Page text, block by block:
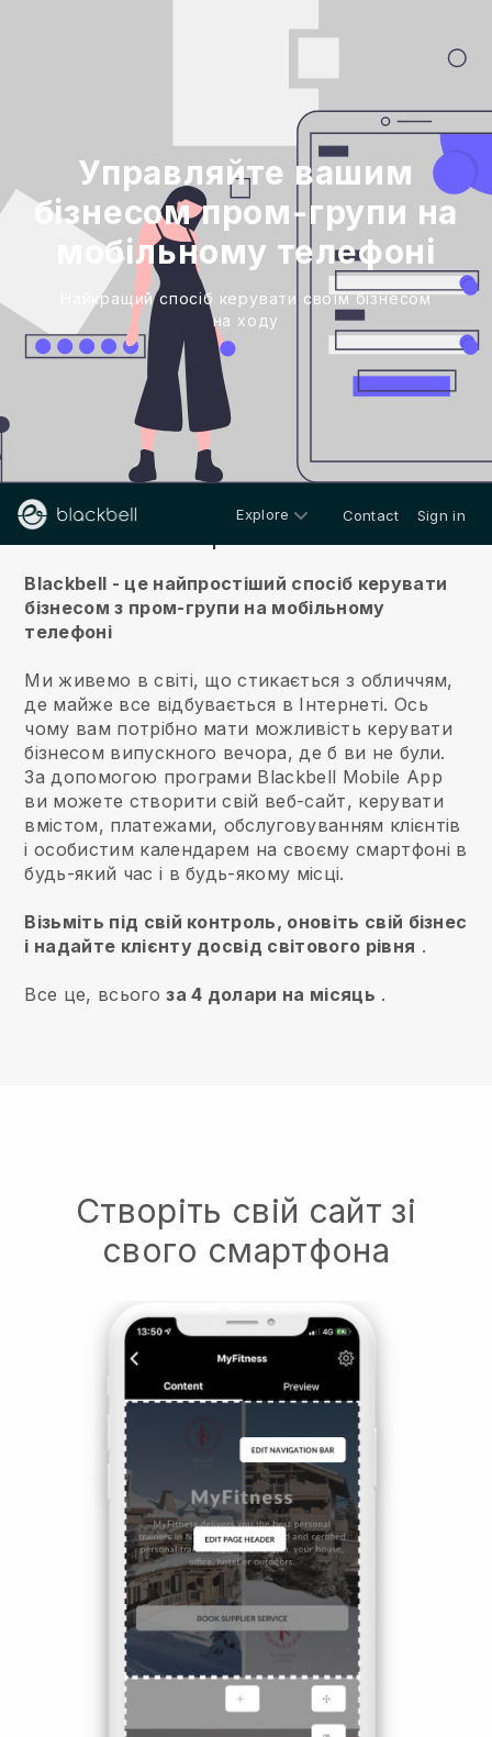
Управляйте вашим
бізнесом пром-групи на
мобільному телефоні
Найкращий спосіб керувати своїм бізнесом
на ходу
Explore Contact Sign in
Blackbell - це найпростіший спосіб керувати
бізнесом з пром-групи на мобільному
телефоні
Ми живемо в світі, що стикається з обличчям,
де майже все відбувається в Інтернеті. Ось
чому вам потрібно мати можливість керувати
бізнесом випускного вечора, де б ви не були.
За допомогою програми Blackbell Mobile App
ви можете створити свій веб-сайт, керувати
вмістом, платежами, обслуговуванням клієнтів
і особистим календарем на своєму смартфоні в
будь-який час і в будь-якому місці.
Візьміть під свій контроль, оновіть свій бізнес
і надайте клієнту досвід світового рівня .
Все це, всьогоза 4 долари на місяць .
Створіть свій сайт зі
свого смартфона